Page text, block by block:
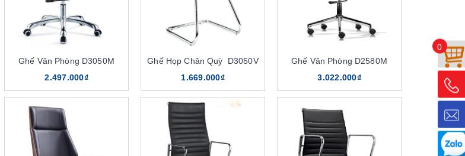
Ghế Văn Phòng D3050M
2.497.000₫
Ghế Họp Chân Quỳ D3050V
1.669.000₫
Ghế Văn Phòng D2580M
3.022.000₫
0